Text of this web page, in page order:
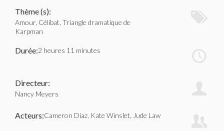
Thème (s):
Amour, Célibat, Triangle dramatique de
Karpman
Durée:2 heures 11 minutes
Directeur:
Nancy Meyers
Acteurs:Cameron Diaz, Kate Winslet, Jude Law